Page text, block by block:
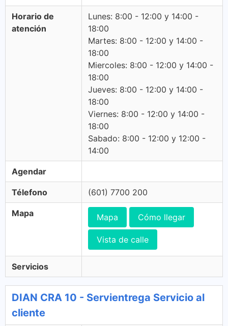
Horario de
atención
Lunes: 8:00 - 12:00 y 14:00 -
18:00
Martes: 8:00 - 12:00 y 14:00 -
18:00
Miercoles: 8:00 - 12:00 y 14:00 -
18:00
Jueves: 8:00 - 12:00 y 14:00 -
18:00
Viernes: 8:00 - 12:00 y 14:00 -
18:00
Sabado: 8:00 - 12:00 y 12:00 -
14:00
Agendar
Télefono (601) 7700 200
Mapa Mapa Cómo llegar
Vista de calle
Servicios
DIAN CRA 10 - Servientrega Servicio al
cliente